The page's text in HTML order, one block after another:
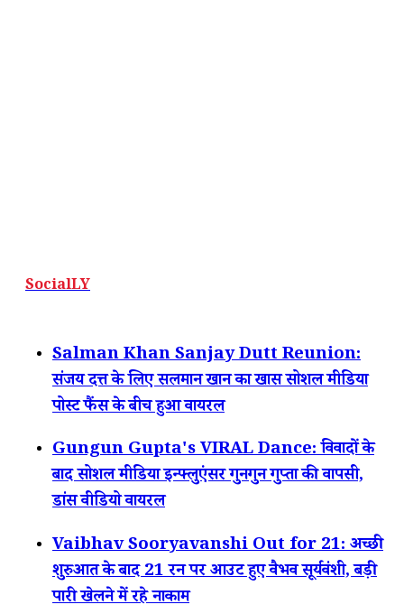
SocialLY
Salman Khan Sanjay Dutt Reunion:
संजय दत्त के लिए सलमान खान का खास सोशल मीडिया
पोस्ट फैंस के बीच हुआ वायरल
Gungun Gupta's VIRAL Dance: विवादों के
बाद सोशल मीडिया इन्फ्लुएंसर गुनगुन गुप्ता की वापसी,
डांस वीडियो वायरल
Vaibhav Sooryavanshi Out for 21: अच्छी
शुरुआत के बाद 21 रन पर आउट हुए वैभव सूर्यवंशी, बड़ी
पारी खेलने में रहे नाकाम